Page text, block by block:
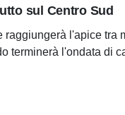
sul Centro Sud
raggiungerà l'apice tra
terminerà l'ondata di